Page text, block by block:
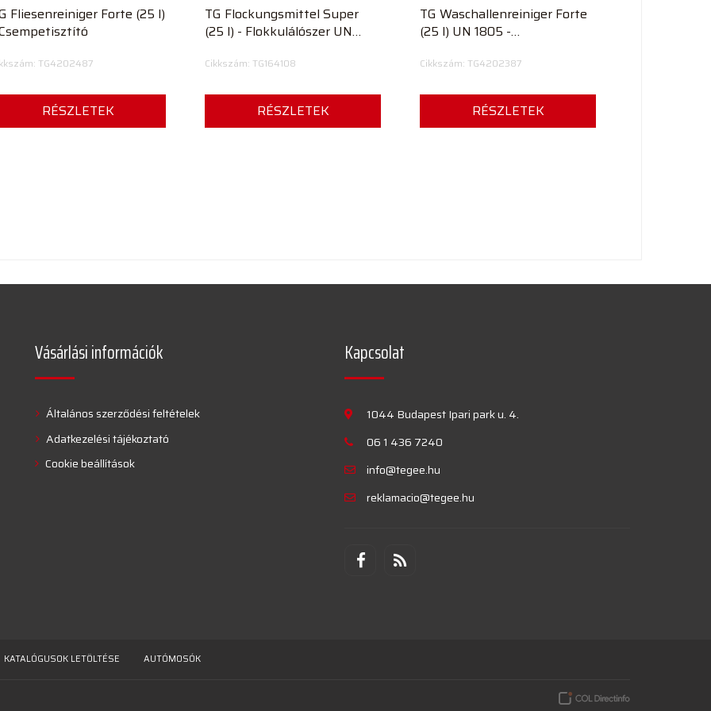
Fliesenreiniger Forte (25 l)
TG4202487
RÉSZLETEK
TG Flockungsmittel Super
(25 l) - Flokkulálószer UN
Cikkszám: TG164108
RÉSZLETEK
TG Waschallenreiniger Forte
(25 l) UN 1805 -
Cikkszám: TG4202387
RÉSZLETEK
Vásárlási információk
Általános szerződési feltételek
Adatkezelési tájékoztató
Cookie beállítások
Kapcsolat
1044 Budapest Ipari park u. 4.
06 1 436 7240
info@tegee.hu
reklamacio@tegee.hu
KATALÓGUSOK LETÖLTÉSE AUTÓMOSÓK